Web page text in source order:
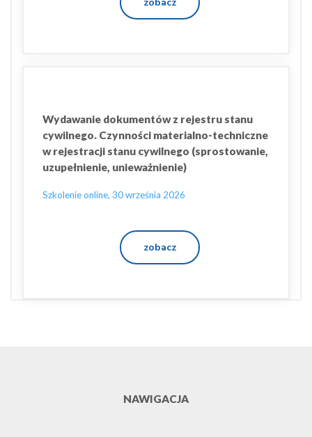
Wydawanie dokumentów z rejestru stanu
cywilnego. Czynności materialno-techniczne
w rejestracji stanu cywilnego (sprostowanie,
uzupełnienie, unieważnienie)
Szkolenie online, 30 września 2026
zobacz
NAWIGACJA